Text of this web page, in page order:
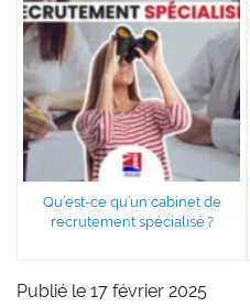
Qu’est-ce qu’un cabinet de
recrutement spécialisé ?
Publié le 17 février 2025